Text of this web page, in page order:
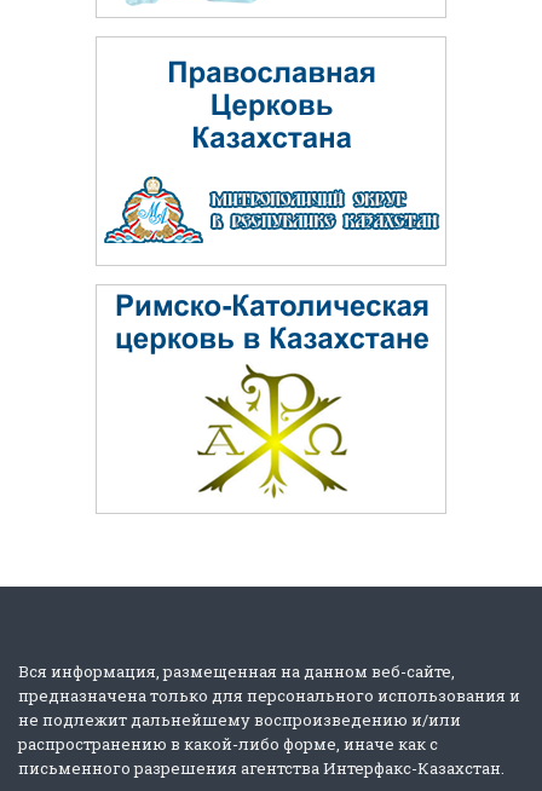
Вся информация, размещенная на данном веб-сайте,
предназначена только для персонального использования и
не подлежит дальнейшему воспроизведению и/или
распространению в какой-либо форме, иначе как с
письменного разрешения агентства Интерфакс-Казахстан.